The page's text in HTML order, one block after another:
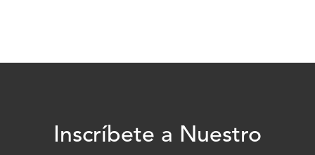
Inscríbete a Nuestro